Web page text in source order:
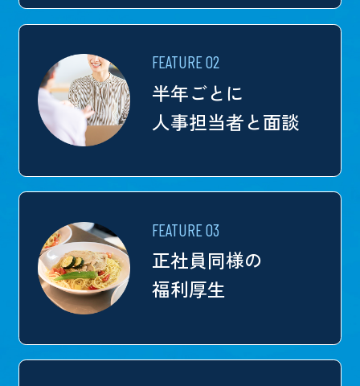
FEATURE 02
半年ごとに
人事担当者と面談
FEATURE 03
正社員同様の
福利厚生